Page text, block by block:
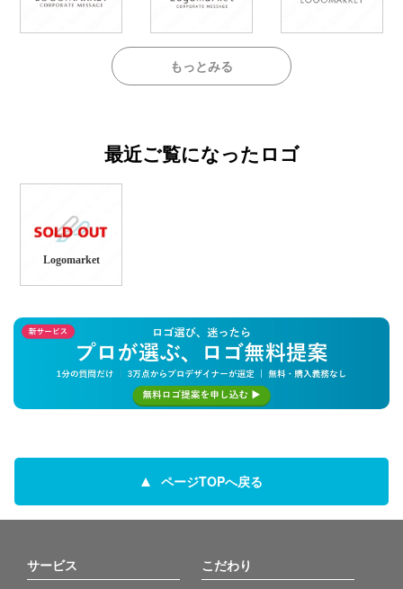
もっとみる
最近ご覧になったロゴ
Logomarket
ページTOPへ戻る
サービス こだわり